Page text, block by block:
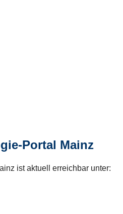
Portal Mainz
ist aktuell erreichbar unter: